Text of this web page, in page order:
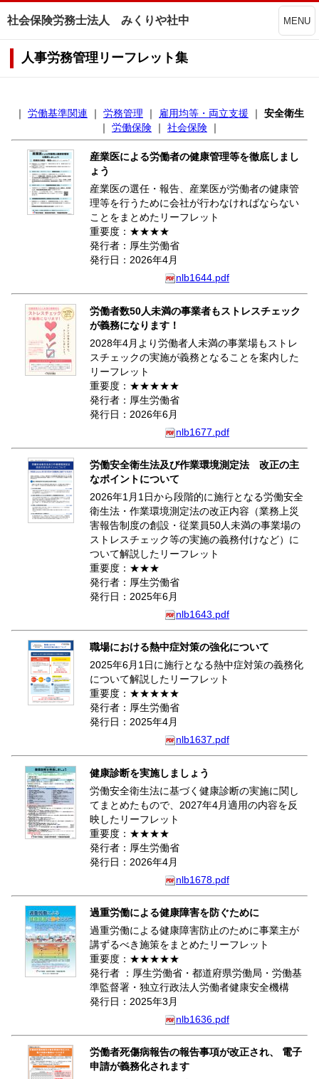
社会保険労務士法人 みくりや社中 MENU
人事労務管理リーフレット集
｜ 労働基準関連 ｜ 労務管理 ｜ 雇用均等・両立支援 ｜ 安全衛生
｜ 労働保険 ｜ 社会保険 ｜
産業医による労働者の健康管理等を徹底しまし
ょう
産業医の選任・報告、産業医が労働者の健康管
理等を行うために会社が行わなければならない
ことをまとめたリーフレット
重要度：★★★★
発行者：厚生労働省
発行日：2026年4月
nlb1644.pdf
労働者数50人未満の事業者もストレスチェック
が義務になります！
2028年4月より労働者人未満の事業場もストレ
スチェックの実施が義務となることを案内した
リーフレット
重要度：★★★★★
発行者：厚生労働省
発行日：2026年6月
nlb1677.pdf
労働安全衛生法及び作業環境測定法 改正の主
なポイントについて
2026年1月1日から段階的に施行となる労働安全
衛生法・作業環境測定法の改正内容（業務上災
害報告制度の創設・従業員50人未満の事業場の
ストレスチェック等の実施の義務付けなど）に
ついて解説したリーフレット
重要度：★★★
発行者：厚生労働省
発行日：2025年6月
nlb1643.pdf
職場における熱中症対策の強化について
2025年6月1日に施行となる熱中症対策の義務化
について解説したリーフレット
重要度：★★★★★
発行者：厚生労働省
発行日：2025年4月
nlb1637.pdf
健康診断を実施しましょう
労働安全衛生法に基づく健康診断の実施に関し
てまとめたもので、2027年4月適用の内容を反
映したリーフレット
重要度：★★★★
発行者：厚生労働省
発行日：2026年4月
nlb1678.pdf
過重労働による健康障害を防ぐために
過重労働による健康障害防止のために事業主が
講ずるべき施策をまとめたリーフレット
重要度：★★★★★
発行者 ：厚生労働省・都道府県労働局・労働基
準監督署・独立行政法人労働者健康安全機構
発行日：2025年3月
nlb1636.pdf
労働者死傷病報告の報告事項が改正され、 電子
申請が義務化されます